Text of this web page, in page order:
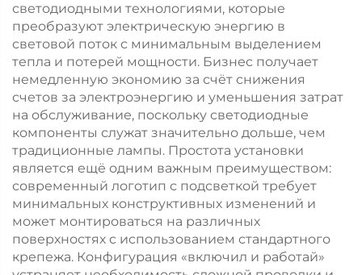
светодиодными технологиями, которые
преобразуют электрическую энергию в
световой поток с минимальным выделением
тепла и потерей мощности. Бизнес получает
немедленную экономию за счёт снижения
счетов за электроэнергию и уменьшения затрат
на обслуживание, поскольку светодиодные
компоненты служат значительно дольше, чем
традиционные лампы. Простота установки
является ещё одним важным преимуществом:
современный логотип с подсветкой требует
минимальных конструктивных изменений и
может монтироваться на различных
поверхностях с использованием стандартного
крепежа. Конфигурация «включил и работай»